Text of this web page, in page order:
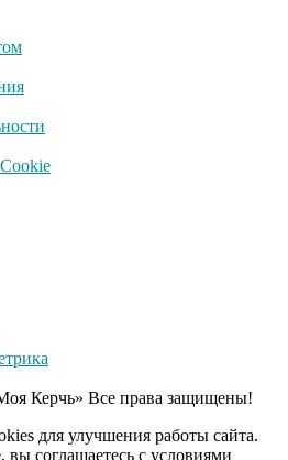
Керчь» Все права защищены!
для улучшения работы сайта.
вы соглашаетесь с условиями